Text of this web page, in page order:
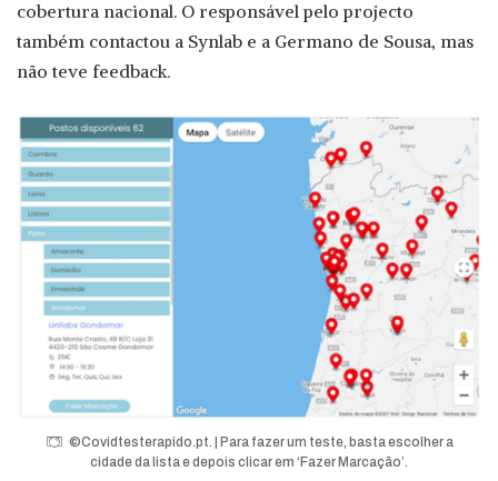
cobertura nacional. O responsável pelo projecto
também contactou a Synlab e a Germano de Sousa, mas
não teve feedback.
©Covidtesterapido.pt. | Para fazer um teste, basta escolher a
cidade da lista e depois clicar em ‘Fazer Marcação’.